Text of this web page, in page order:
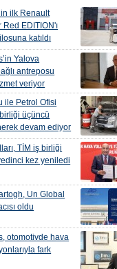
ilk Renault
EDITION'ı
katıldı
Yalova
antreposu
veriyor
ile Petrol Ofisi
üçüncü
devam ediyor
TİM iş birliği
kez yeniledi
Un Global
oldu
otomotivde hava
fark